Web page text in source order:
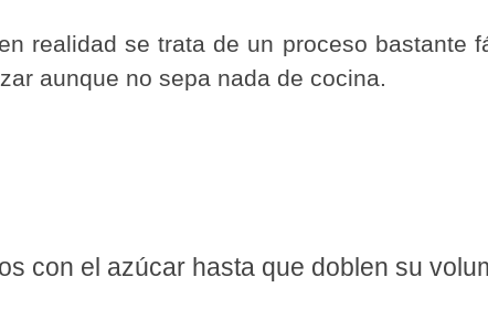
realidad se trata de un proceso bastante
aunque no sepa nada de cocina.
con el azúcar hasta que doblen su